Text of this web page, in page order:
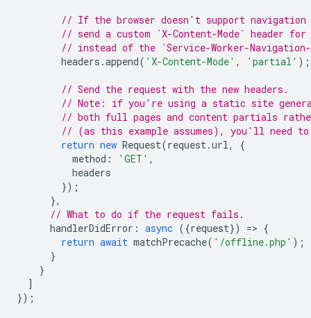
// If the browser doesn't support navigation
// send a custom `X-Content-Mode` header
// instead of the `Service-Worker-
headers .append( 'X-Content-Mode' , 'partial' );
// Send the request with the new headers.
// Note: if you're using a static site
// both full pages and content partials
// (as this example assumes), you'll need to
return new Request(request.url,
{
method : 'GET' ,
headers
});
},
// What to do if the request fails.
handlerDidError : async ({request}) => {
return await matchPrecache( '/offline.php' );
}
}
]
});